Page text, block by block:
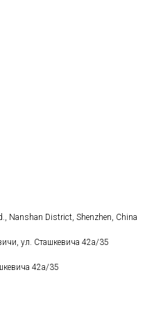
Nanshan District, Shenzhen, China
ул. Сташкевича 42а/35
42а/35